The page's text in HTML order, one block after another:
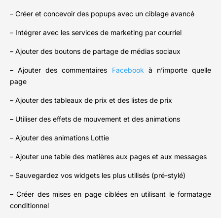
– Créer et concevoir des popups avec un ciblage avancé
– Intégrer avec les services de marketing par courriel
– Ajouter des boutons de partage de médias sociaux
– Ajouter des commentaires Facebookà n’importe quelle
page
– Ajouter des tableaux de prix et des listes de prix
– Utiliser des effets de mouvement et des animations
– Ajouter des animations Lottie
– Ajouter une table des matières aux pages et aux messages
– Sauvegardez vos widgets les plus utilisés (pré-stylé)
– Créer des mises en page ciblées en utilisant le formatage
conditionnel